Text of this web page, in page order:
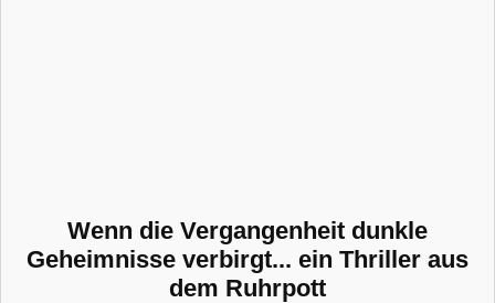
Wenn die Vergangenheit dunkle
Geheimnisse verbirgt... ein Thriller aus
dem Ruhrpott